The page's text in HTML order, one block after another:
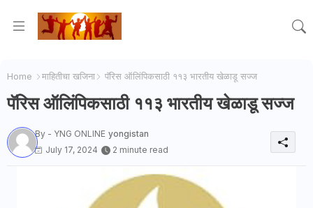
Home माहितीचा खजिना पॅरिस ऑलिंपिकसाठी ११३ भारतीय खेळाडू सज्ज
पॅरिस ऑलिंपिकसाठी ११३ भारतीय खेळाडू सज्ज
By - YNG ONLINE yongistan
July 17, 2024
2 minute read